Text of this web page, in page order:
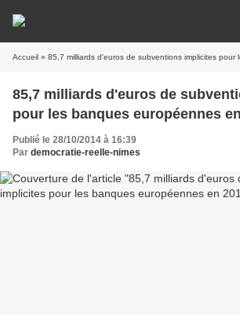
Accueil » 85,7 milliards d'euros de subventions implicites pour les
85,7 milliards d'euros de
pour les banques européennes
Publié le 28/10/2014 à 16:39
Par democratie-reelle-nimes